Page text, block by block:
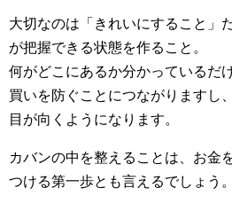
大切なのは「きれいにすること」
が把握できる状態を作ること。
何がどこにあるか分かっているだ
買いを防ぐことにつながりますし
目が向くようになります。
カバンの中を整えることは、お金
つける第一歩とも言えるでしょう。